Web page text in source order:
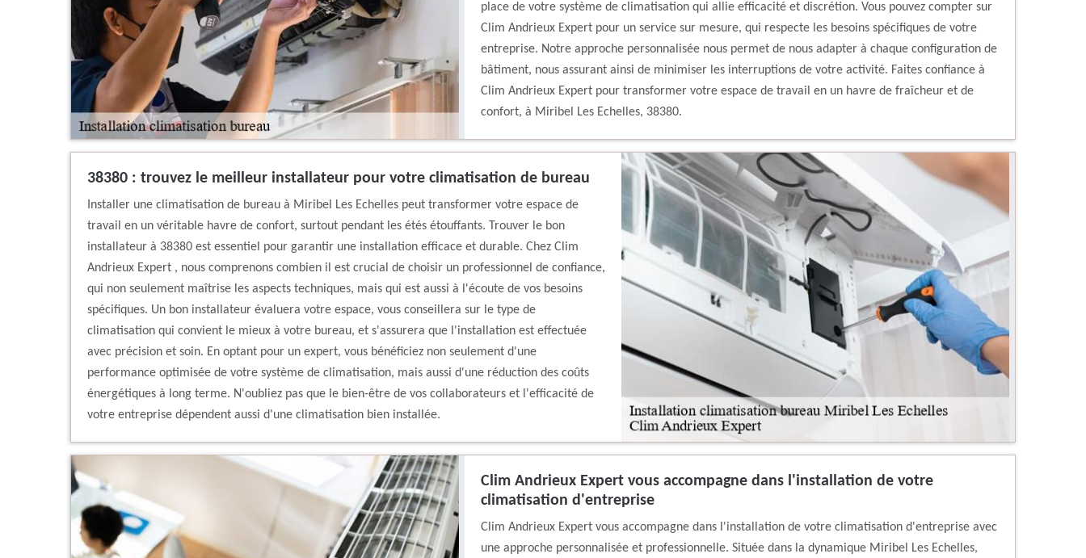
place de votre système de climatisation qui allie efficacité et discrétion. Vous pouvez compter sur
Clim Andrieux Expert pour un service sur mesure, qui respecte les besoins spécifiques de votre
entreprise. Notre approche personnalisée nous permet de nous adapter à chaque configuration de
bâtiment, nous assurant ainsi de minimiser les interruptions de votre activité. Faites confiance à
Clim Andrieux Expert pour transformer votre espace de travail en un havre de fraîcheur et de
confort, à Miribel Les Echelles, 38380.
38380 : trouvez le meilleur installateur pour votre climatisation de bureau
Installer une climatisation de bureau à Miribel Les Echelles peut transformer votre espace de
travail en un véritable havre de confort, surtout pendant les étés étouffants. Trouver le bon
installateur à 38380 est essentiel pour garantir une installation efficace et durable. Chez Clim
Andrieux Expert , nous comprenons combien il est crucial de choisir un professionnel de confiance,
qui non seulement maîtrise les aspects techniques, mais qui est aussi à l'écoute de vos besoins
spécifiques. Un bon installateur évaluera votre espace, vous conseillera sur le type de
climatisation qui convient le mieux à votre bureau, et s'assurera que l'installation est effectuée
avec précision et soin. En optant pour un expert, vous bénéficiez non seulement d'une
performance optimisée de votre système de climatisation, mais aussi d'une réduction des coûts
énergétiques à long terme. N'oubliez pas que le bien-être de vos collaborateurs et l'efficacité de
votre entreprise dépendent aussi d'une climatisation bien installée.
Clim Andrieux Expert vous accompagne dans l'installation de votre
climatisation d'entreprise
Clim Andrieux Expert vous accompagne dans l'installation de votre climatisation d'entreprise avec
une approche personnalisée et professionnelle. Située dans la dynamique Miribel Les Echelles,